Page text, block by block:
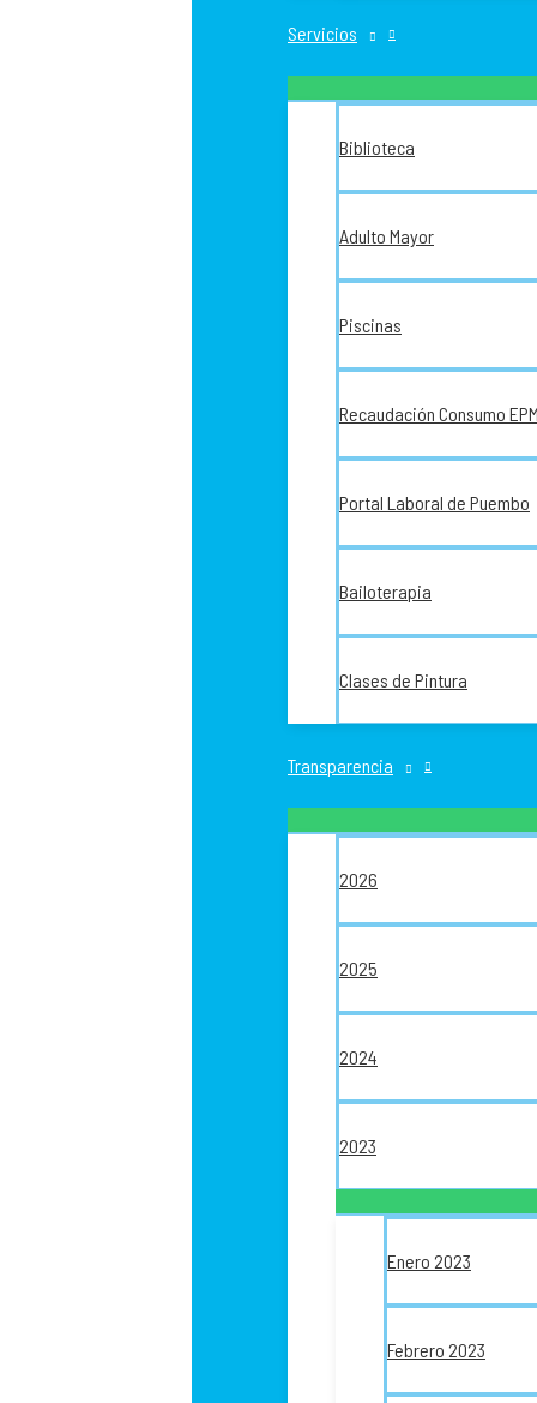
Servicios
Biblioteca
Adulto Mayor
Piscinas
Recaudación Consumo
Portal Laboral de Puembo
Bailoterapia
Clases de Pintura
Transparencia
2026
2025
2024
2023
Enero 2023
Febrero 2023